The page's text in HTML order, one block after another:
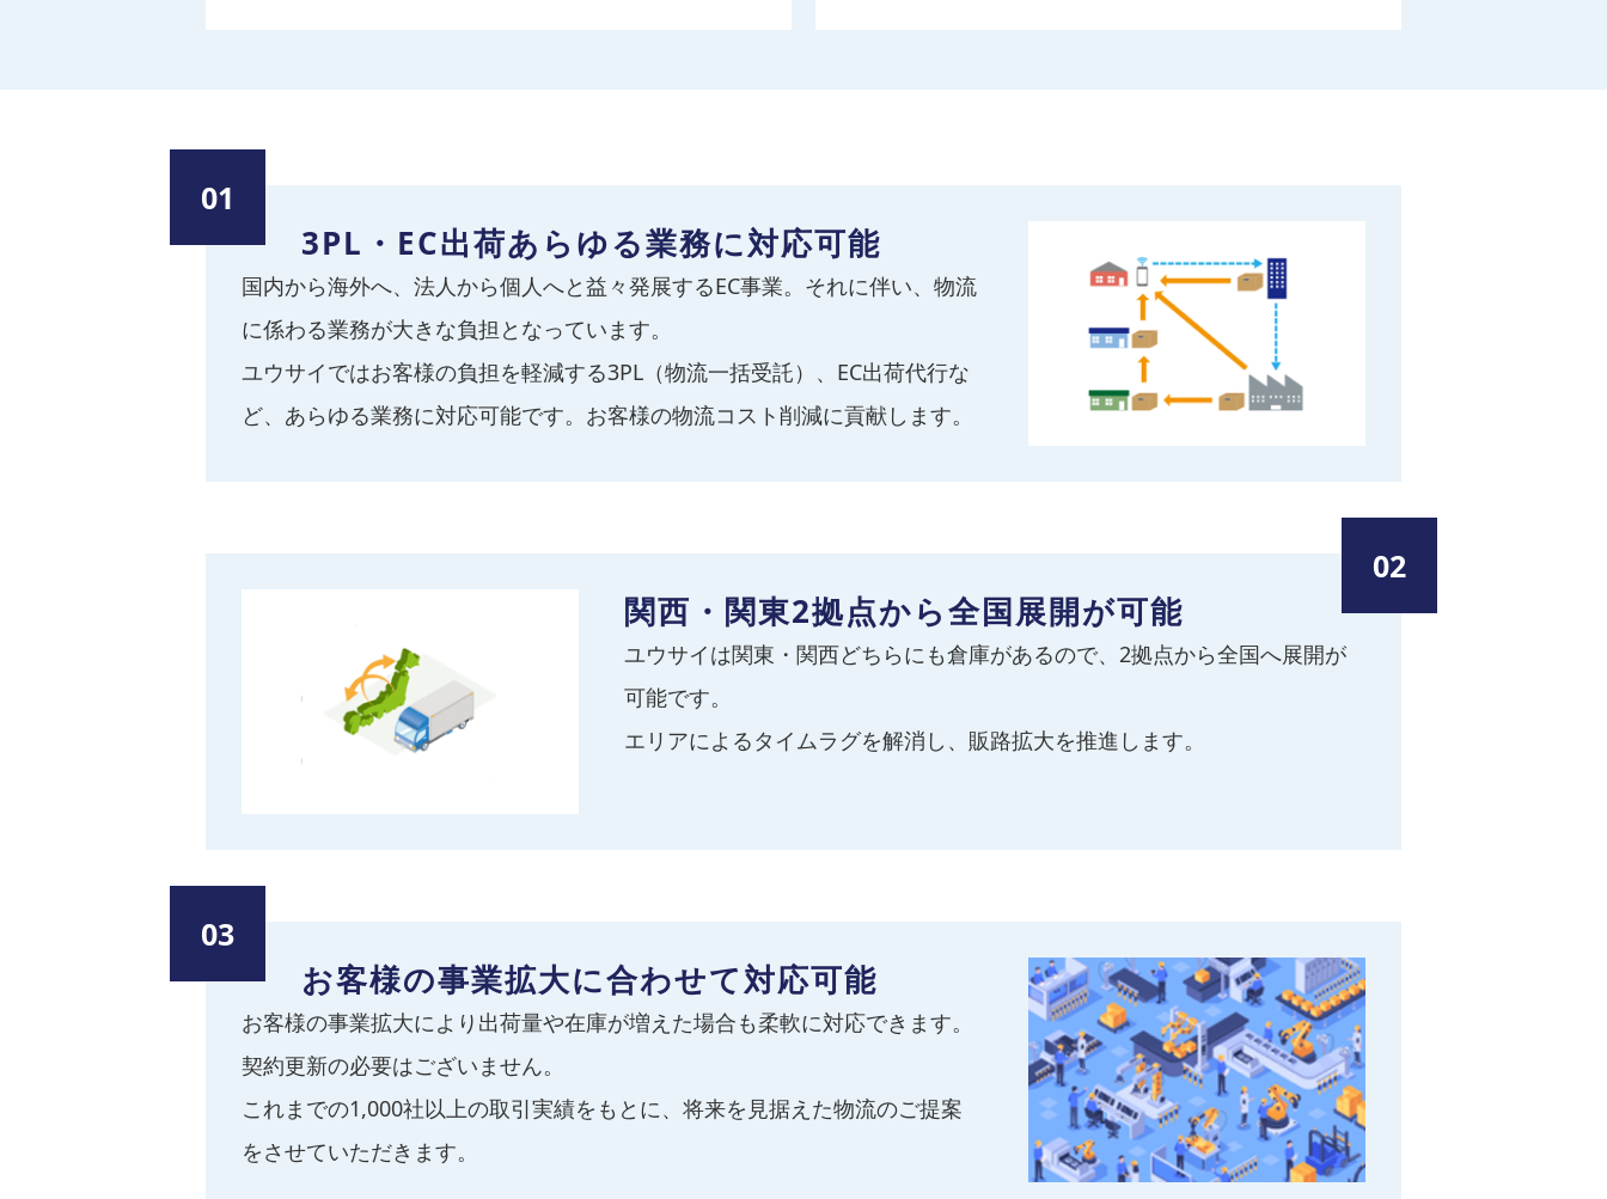
01
3PL・EC出荷あらゆる業務に対応可能
国内から海外へ、法人から個人へと益々発展するEC事業。それに伴い、物流
に係わる業務が大きな負担となっています。
ユウサイではお客様の負担を軽減する3PL（物流一括受託）、EC出荷代行な
ど、あらゆる業務に対応可能です。お客様の物流コスト削減に貢献します。
02
関西・関東2拠点から全国展開が可能
ユウサイは関東・関西どちらにも倉庫があるので、2拠点から全国へ展開が
可能です。
エリアによるタイムラグを解消し、販路拡大を推進します。
03
お客様の事業拡大に合わせて対応可能
お客様の事業拡大により出荷量や在庫が増えた場合も柔軟に対応できます。
契約更新の必要はございません。
これまでの1,000社以上の取引実績をもとに、将来を見据えた物流のご提案
をさせていただきます。